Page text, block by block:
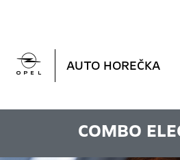
 AUTO HOREČKA
COMBO